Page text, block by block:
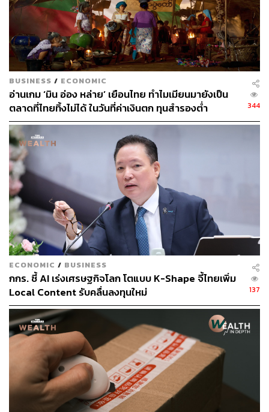
นอกจากนี้ ผู้ให้บริการต่างๆ ยังเผชิญกฎเกณฑ์การกำกับดูแล
ไม่เหมือนกันในระดับขั้นกฎหมาย และความสามารถใช้
ข้อมูลในระบบ เช่น หนี้ของผู้ประกอบการที่ไม่ได้ส่งข้อมูลเข้า
มาในระบบก็ไม่ปรากฏให้กับผู้ประกอบการที่ส่งข้อมูล
“ปัญหาโครงสร้างเหล่าระบบนี้ไม่ควรที่จะดำรงคงอยู่ต่อไป” ผ
ยงกล่าวย้ำ
ผยงยังตั้งคำถามถึง การลงทุนในประเทศไทยที่ลดลง ทั้งๆ ที่
สภาพคล่องในระบบของไทยยังสูง
โดยกล่าวว่า “สภาพคล่องในระบบของไทย รวมถึงตัวปริมาณ
การซื้อพันธบัตรของธนาคารแห่งประเทศไทย เพื่อมาบริหาร
สภาพคล่องระยะสั้นและเงินที่มีการปล่อยกู้ประจำวันผ่าน
Repo Market ของธปท.เฉลี่ยตลอด 5 ปีที่ผ่านมา สูงกว่า 5
ล้านล้านบาท
BUSINESS / ECONOMIC
อ่านเกม ‘มิน อ่อง หล่าย’ เยือนไทย ทำไมเมียนมายังเป็น
ตลาดที่ไทยทิ้งไม่ได้ ในวันที่ค่าเงินตก ทุนสำรองต่ำ
344
ECONOMIC / BUSINESS
กกร. ชี้ AI เร่งเศรษฐกิจโลก โตแบบ K-Shape จี้ไทยเพิ่ม
Local Content รับคลื่นลงทุนใหม่
137